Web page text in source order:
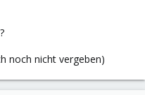
noch nicht vergeben)